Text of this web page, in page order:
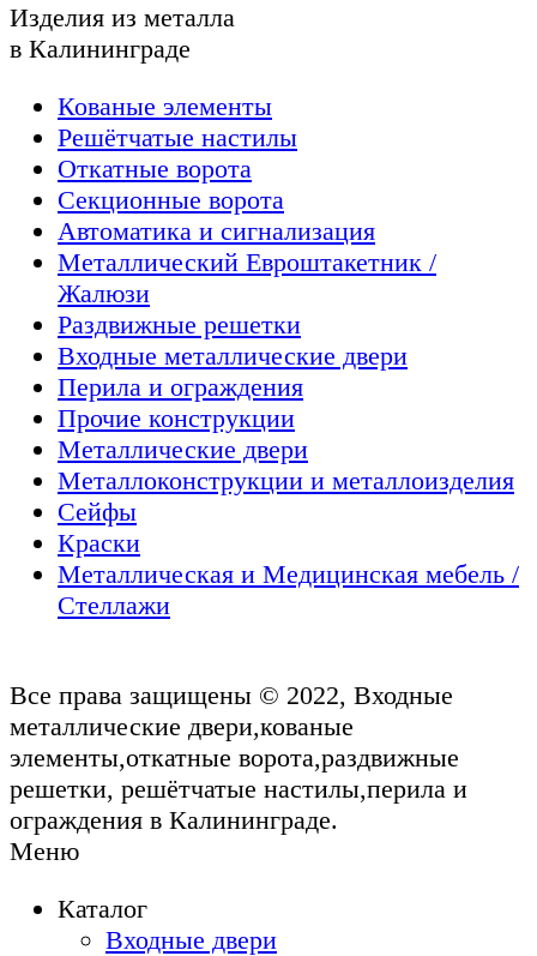
Изделия из металла
в Калининграде
Кованые элементы
Решётчатые настилы
Откатные ворота
Секционные ворота
Автоматика и сигнализация
Металлический Евроштакетник /
Жалюзи
Раздвижные решетки
Входные металлические двери
Перила и ограждения
Прочие конструкции
Металлические двери
Металлоконструкции и металлоизделия
Сейфы
Краски
Металлическая и Медицинская мебель /
Стеллажи
Все права защищены © 2022, Входные
металлические двери,кованые
элементы,откатные ворота,раздвижные
решетки, решётчатые настилы,перила и
ограждения в Калининграде.
Меню
Каталог
Входные двери